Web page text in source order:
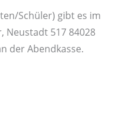
Schüler) gibt es im
Neustadt 517 84028
der Abendkasse.